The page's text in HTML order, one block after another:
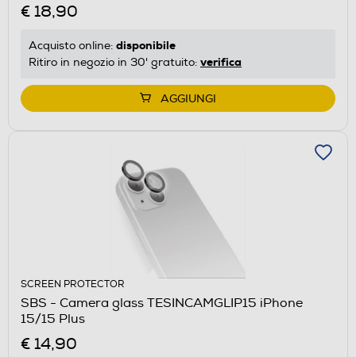
€ 18,90
Acquisto online: disponibile
Ritiro in negozio in 30' gratuito: verifica
AGGIUNGI
SCREEN PROTECTOR
SBS - Camera glass TESINCAMGLIP15 iPhone
15/15 Plus
€ 14,90